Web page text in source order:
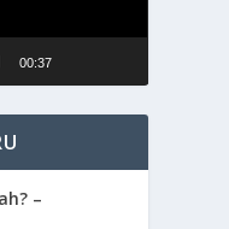
00:37
–